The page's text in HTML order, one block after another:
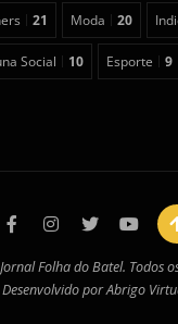
21 Moda 20
Social 10 Esporte 9
Folha do Batel. Todos
Desenvolvido porAbrigo